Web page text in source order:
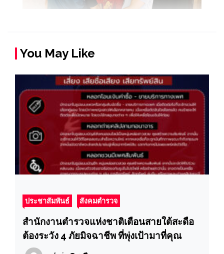
You May Like
ประชาสัมพันธ์ สังคมตำรวจ
สำนักงานตำรวจแห่งชาติเตือนสายใต้สะดือ
ต้องระวัง 4 ภัยมิจฉาชีพ ที่พุ่งเป้ามาที่คุณ